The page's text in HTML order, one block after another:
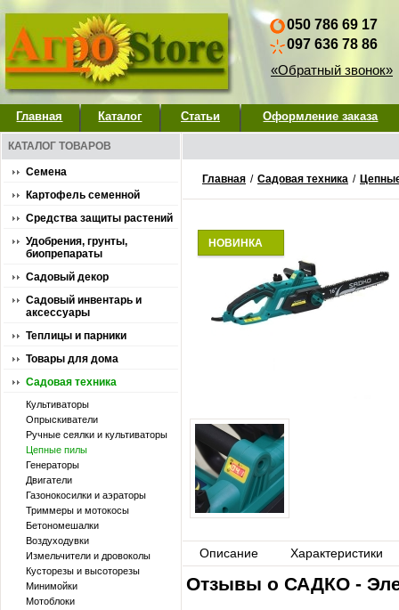
050 786 69 17
097 636 78 86
«Обратный звонок»
Главная Каталог Статьи Оформление заказа
КАТАЛОГ ТОВАРОВ
Семена
Картофель семенной
Средства защиты растений
Удобрения, грунты,
биопрепараты
Садовый декор
Садовый инвентарь и
аксессуары
Теплицы и парники
Товары для дома
Садовая техника
Культиваторы
Опрыскиватели
Ручные сеялки и культиваторы
Цепные пилы
Генераторы
Двигатели
Газонокосилки и аэраторы
Триммеры и мотокосы
Бетономешалки
Воздуходувки
Измельчители и дровоколы
Кусторезы и высоторезы
Минимойки
Мотоблоки
Главная / Садовая техника /
НОВИНКА
Описание Характеристики
Отзывы о САДКО -